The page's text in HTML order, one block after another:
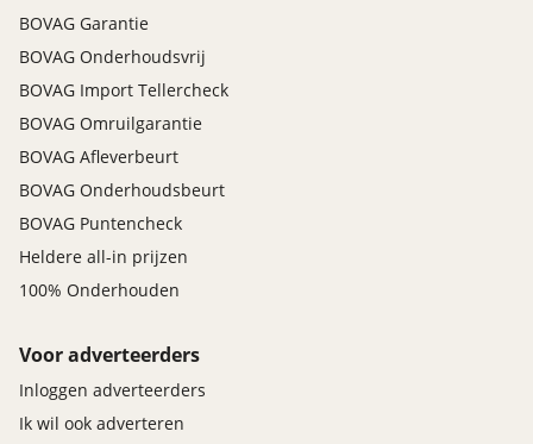
BOVAG Garantie
BOVAG Onderhoudsvrij
BOVAG Import Tellercheck
BOVAG Omruilgarantie
BOVAG Afleverbeurt
BOVAG Onderhoudsbeurt
BOVAG Puntencheck
Heldere all-in prijzen
100% Onderhouden
Voor adverteerders
Inloggen adverteerders
Ik wil ook adverteren